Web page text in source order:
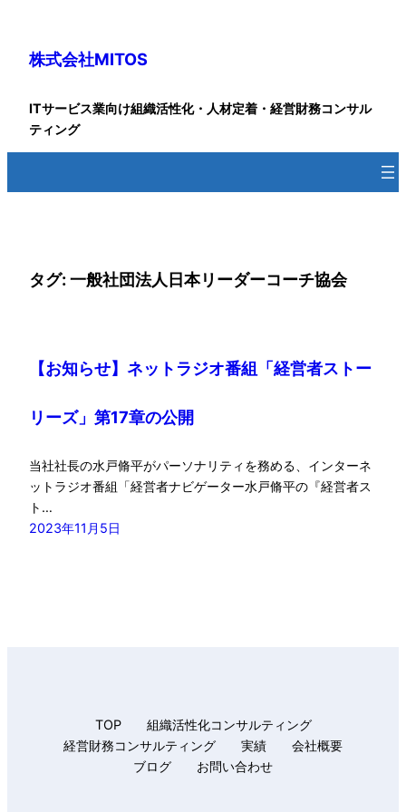
株式会社MITOS
ITサービス業向け組織活性化・人材定着・経営財務コンサル
ティング
タグ:一般社団法人日本リーダーコーチ協会
【お知らせ】ネットラジオ番組「経営者ストー
リーズ」第17章の公開
当社社長の水戸脩平がパーソナリティを務める、インターネ
ットラジオ番組「経営者ナビゲーター水戸脩平の『経営者ス
ト…
2023年11月5日
TOP
組織活性化コンサルティング
経営財務コンサルティング
実績
会社概要
ブログ
お問い合わせ